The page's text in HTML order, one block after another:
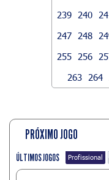
239
240
247
248
255
256
263
264
PRÓXIMO JOGO
ÚLTIMOS JOGOS Profissional